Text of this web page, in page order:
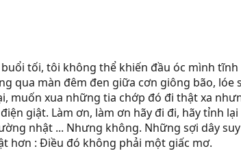
tối, tôi không thể khiến đầu óc mình
qua màn đêm đen giữa cơn giông bão,
muốn xua những tia chớp đó đi thật xa
giật. Làm ơn, làm ơn hãy đi đi, hãy tỉnh
nhật ... Nhưng không. Những sợi dây
hơn : Điều đó không phải một giấc mơ.